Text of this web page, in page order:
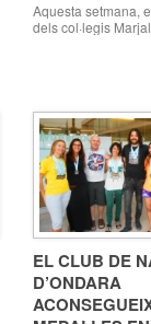
Aquesta setmana,
dels col·legis
Campanya de
escoles de la
la representació
Príncep, a càrrec
companyia
comarca,
EL CLUB DE
D’ONDARA